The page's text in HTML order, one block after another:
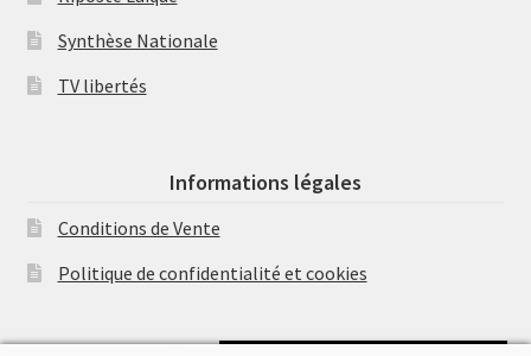
Synthèse Nationale
TV libertés
Informations légales
Conditions de Vente
Politique de confidentialité et cookies